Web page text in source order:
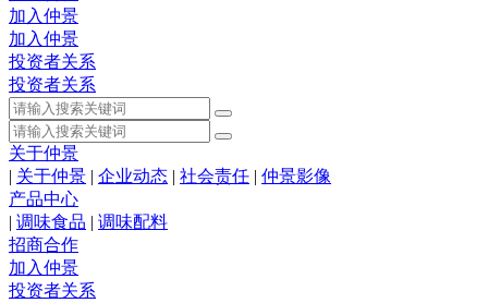
加入仲景
加入仲景
投资者关系
投资者关系
关于仲景
| 关于仲景 | 企业动态 | 社会责任 | 仲景影像
产品中心
| 调味食品 | 调味配料
招商合作
加入仲景
投资者关系